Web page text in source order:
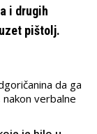
i drugih
pištolj.
da ga
verbalne